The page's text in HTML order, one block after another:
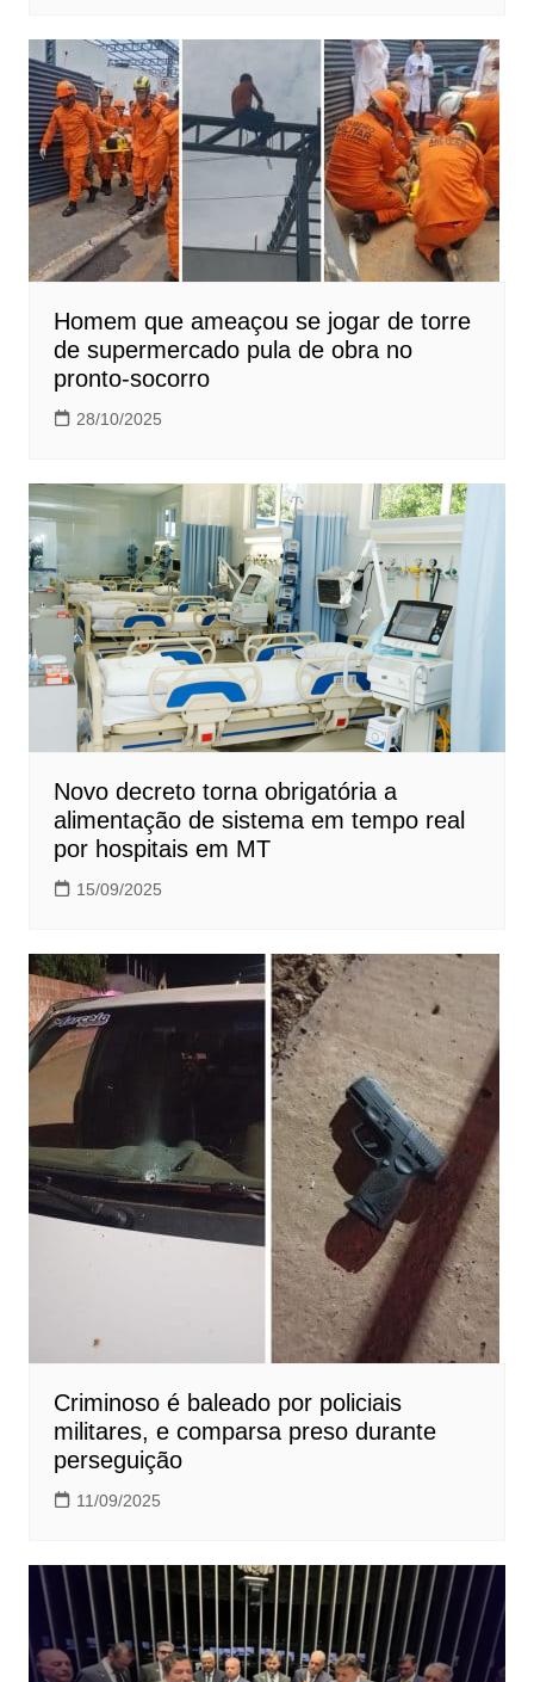
Homem que ameaçou se jogar de torre
de supermercado pula de obra no
pronto-socorro
28/10/2025
Novo decreto torna obrigatória a
alimentação de sistema em tempo real
por hospitais em MT
15/09/2025
Criminoso é baleado por policiais
militares, e comparsa preso durante
perseguição
11/09/2025